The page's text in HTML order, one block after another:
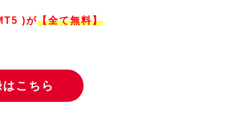
)が【全て無料】
こちら